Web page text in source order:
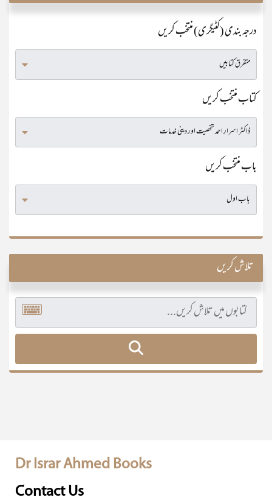
درجہ بندی (کٹیگری) منتخب کریں
کتاب منتخب کریں
باب منتخب کریں
تلاش کریں
Dr Israr Ahmed Books
Contact Us